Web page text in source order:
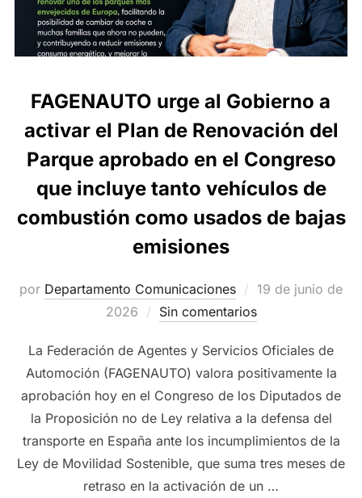
FAGENAUTO urge al Gobierno a
activar el Plan de Renovación del
Parque aprobado en el Congreso
que incluye tanto vehículos de
combustión como usados de bajas
emisiones
por Departamento Comunicaciones
Publicado
el
19 de junio de
2026
Sin comentarios
La Federación de Agentes y Servicios Oficiales de
Automoción (FAGENAUTO) valora positivamente la
aprobación hoy en el Congreso de los Diputados de
la Proposición no de Ley relativa a la defensa del
transporte en España ante los incumplimientos de la
Ley de Movilidad Sostenible, que suma tres meses de
retraso en la activación de un …